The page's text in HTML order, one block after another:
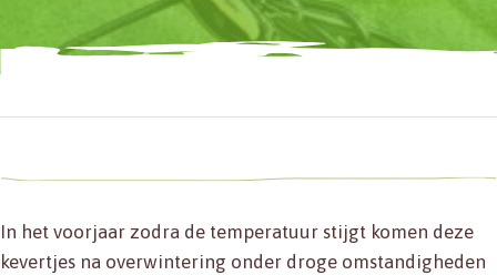
In het voorjaar zodra de temperatuur stijgt komen deze
kevertjes na overwintering onder droge omstandigheden